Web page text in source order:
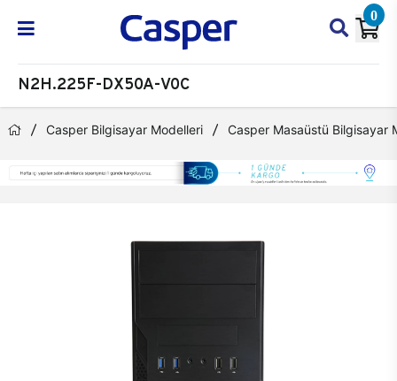
0
N2H.225F-DX50A-V0C
Casper Bilgisayar Modelleri Casper Masaüstü Bilgisayar